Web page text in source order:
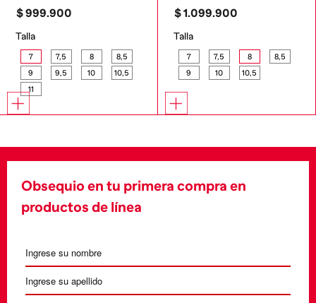
$999.900
Talla
7 7,5 8
8,5
9
9,5 10
10,5
11
$1.099.900
Talla
7 7,5 8
8,5
9
10 10,5
Obsequio en tu primera compra en
productos de línea